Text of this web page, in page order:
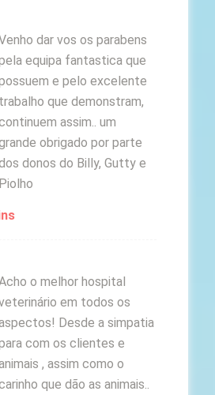
dar vos os parabens
equipa fantastica que
e pelo excelente
trabalho que demonstram,
assim.. um
obrigado por parte
donos do Billy, Gutty e
Piolho
o melhor hospital
em todos os
Desde a simpatia
com os clientes e
, assim como o
que dão as animais..